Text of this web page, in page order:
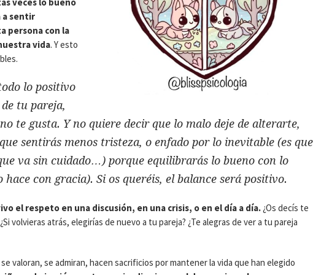
a sentir
persona con la
vida. Y esto
lo positivo
tu pareja,
te gusta. Y no quiere decir que lo malo deje de alterarte,
sentirás menos tristeza, o enfado por lo inevitable (es que
va sin cuidado…) porque equilibrarás lo bueno con lo
hace con gracia). Si os queréis, el balance será positivo.
el respeto en una discusión, en una crisis, o en el día a día. ¿Os decís te
volvieras atrás, elegirías de nuevo a tu pareja? ¿Te alegras de ver a tu pareja
valoran, se admiran, hacen sacrificios por mantener la vida que han elegido